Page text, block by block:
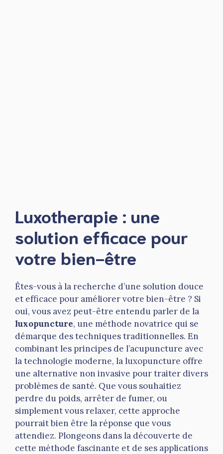
Luxotherapie : une
solution efficace pour
votre bien-être
Êtes-vous à la recherche d’une solution douce
et efficace pour améliorer votre bien-être ? Si
oui, vous avez peut-être entendu parler de la
luxopuncture, une méthode novatrice qui se
démarque des techniques traditionnelles. En
combinant les principes de l’acupuncture avec
la technologie moderne, la luxopuncture offre
une alternative non invasive pour traiter divers
problèmes de santé. Que vous souhaitiez
perdre du poids, arrêter de fumer, ou
simplement vous relaxer, cette approche
pourrait bien être la réponse que vous
attendiez. Plongeons dans la découverte de
cette méthode fascinante et de ses applications